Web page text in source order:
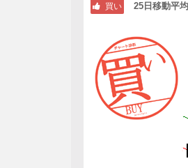
買い 25日移動平